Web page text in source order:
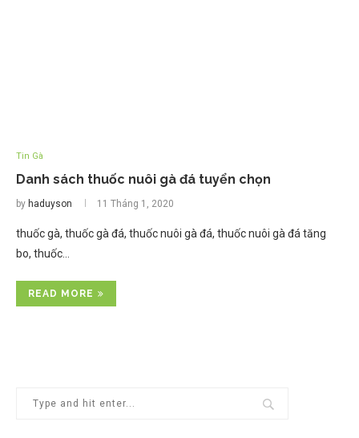
Tin Gà
Danh sách thuốc nuôi gà đá tuyển chọn
by haduyson 11 Tháng 1, 2020
thuốc gà, thuốc gà đá, thuốc nuôi gà đá, thuốc nuôi gà đá tăng
bo, thuốc…
READ MORE